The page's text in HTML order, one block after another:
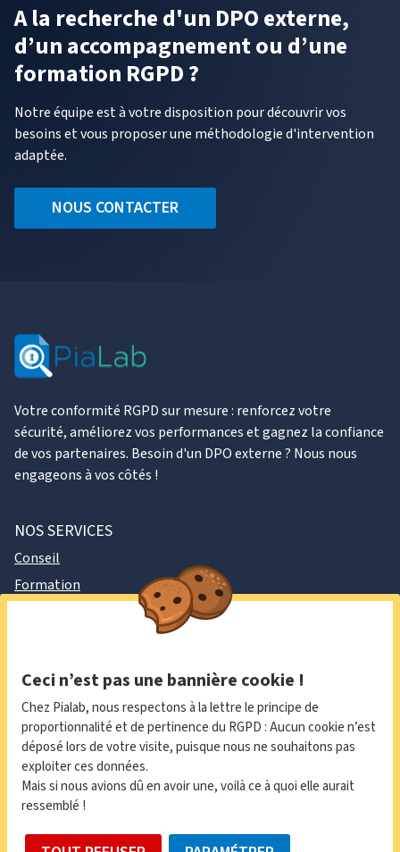
Ceci n’est pas une bannière cookie !
Chez Pialab, nous respectons à la lettre le principe de
proportionnalité et de pertinence du RGPD : Aucun cookie n’est
déposé lors de votre visite, puisque nous ne souhaitons pas
exploiter ces données.
Mais si nous avions dû en avoir une, voilà ce à quoi elle aurait
ressemblé !
A la recherche d'un DPO externe,
d’un accompagnement ou d’une
formation RGPD ?
Notre équipe est à votre disposition pour découvrir vos
besoins et vous proposer une méthodologie d'intervention
adaptée.
NOUS CONTACTER
Votre conformité RGPD sur mesure : renforcez votre
sécurité, améliorez vos performances et gagnez la confiance
de vos partenaires. Besoin d'un DPO externe ? Nous nous
engageons à vos côtés !
NOS SERVICES
Conseil
Formation
Politique de confidentialité
Newsletter
Contact
LinkedIn